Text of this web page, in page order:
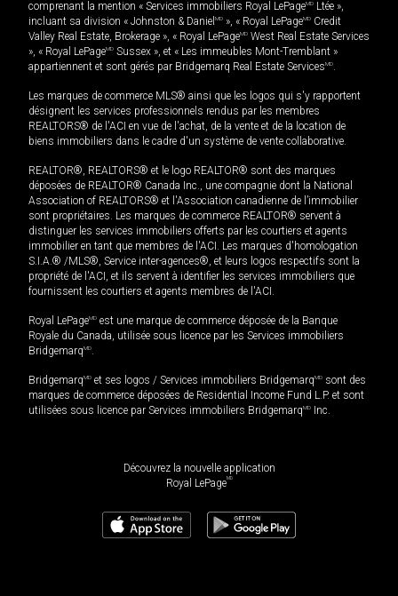
comprenant la mention « Services immobiliers Royal LePageMD Ltée »,
incluant sa division « Johnston & Daniel MD », « Royal LePageMD Credit
Valley Real Estate, Brokerage », « Royal LePageMD West Real Estate Services
», « Royal LePageMD Sussex », et « Les immeubles Mont-Tremblant »
appartiennent et sont gérés par Bridgemarq Real Estate ServicesMD.
Les marques de commerce MLS® ainsi que les logos qui s'y rapportent
désignent les services professionnels rendus par les membres
REALTORS® de l'ACI en vue de l'achat, de la vente et de la location de
biens immobiliers dans le cadre d'un système de vente collaborative.
REALTOR®, REALTORS® et le logo REALTOR® sont des marques
déposées de REALTOR® Canada Inc., une compagnie dont la National
Association of REALTORS® et l'Association canadienne de l’immobilier
sont propriétaires. Les marques de commerce REALTOR® servent à
distinguer les services immobiliers offerts par les courtiers et agents
immobilier en tant que membres de l'ACI. Les marques d'homologation
S.I.A.® /MLS®, Service inter-agences®, et leurs logos respectifs sont la
propriété de l'ACI, et ils servent à identifier les services immobiliers que
fournissent les courtiers et agents membres de l'ACI.
Royal LePageMD est une marque de commerce déposée de la Banque
Royale du Canada, utilisée sous licence par les Services immobiliers
BridgemarqMD.
BridgemarqMD et ses logos / Services immobiliers BridgemarqMD sont des
marques de commerce déposées de Residential Income Fund L.P. et sont
utilisées sous licence par Services immobiliers BridgemarqMD Inc.
Découvrez la nouvelle application
Royal LePageMD